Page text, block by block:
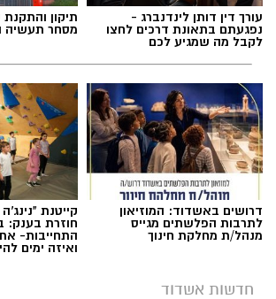
אשדוד ועיריית קריית מלאכי צורפו
שלישיים.
תגים: הימורים בלתי חוקיים באשדוד
עורך דין דותן לינדנברג -
נפגעתם בתאונת דרכים לחצו
לקבל מה שמגיע לכם
תיקון
מסחר תעשיה
דרושים באשדוד: המוזיאון
לתרבות הפלשתים מגייס
מנהל/ת מחלקת חינוך
קייטנת
חוזרת בענק:
התחייבות-
ואיזה ימים
חדשות אשדוד